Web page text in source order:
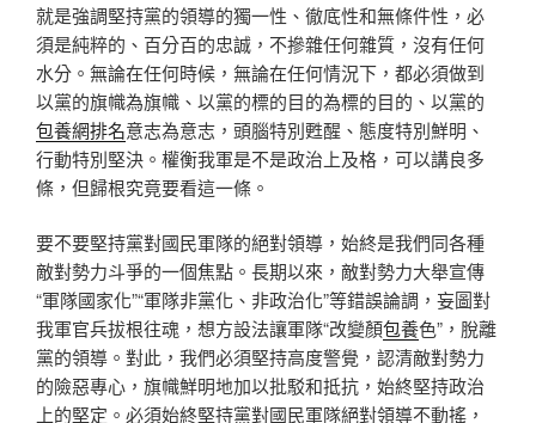
就是強調堅持黨的領導的獨一性、徹底性和無條件性，必
須是純粹的、百分百的忠誠，不摻雜任何雜質，沒有任何
水分。無論在任何時候，無論在任何情況下，都必須做到
以黨的旗幟為旗幟、以黨的標的目的為標的目的、以黨的
包養網排名意志為意志，頭腦特別甦醒、態度特別鮮明、
行動特別堅決。權衡我軍是不是政治上及格，可以講良多
條，但歸根究竟要看這一條。
要不要堅持黨對國民軍隊的絕對領導，始終是我們同各種
敵對勢力斗爭的一個焦點。長期以來，敵對勢力大舉宣傳
“軍隊國家化”“軍隊非黨化、非政治化”等錯誤論調，妄圖對
我軍官兵拔根往魂，想方設法讓軍隊“改變顏包養色”，脫離
黨的領導。對此，我們必須堅持高度警覺，認清敵對勢力
的險惡專心，旗幟鮮明地加以批駁和抵抗，始終堅持政治
上的堅定。必須始終堅持黨對國民軍隊絕對領導不動搖，